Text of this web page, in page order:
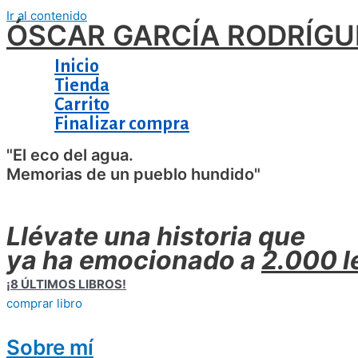
Ir al contenido
ÓSCAR GARCÍA
Inicio
Tienda
Carrito
Finalizar compra
"El eco del agua.
Memorias de un pueblo hundido"
Llévate una historia que
ya ha emocionado a 2.000
¡8 ÚLTIMOS LIBROS!
comprar libro
Sobre mí